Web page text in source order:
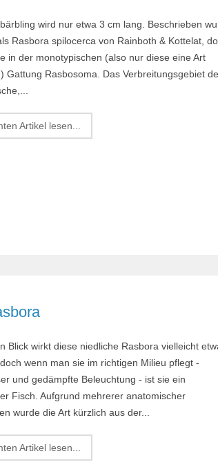
wird nur etwa 3 cm lang. Beschrieben
Rasbora spilocerca von Rainboth & Kottelat,
in der monotypischen (also nur diese eine Art
Gattung Rasbosoma. Das Verbreitungsgebiet
Artikel lesen...
Blick wirkt diese niedliche Rasbora vielleicht
wenn man sie im richtigen Milieu pflegt -
und gedämpfte Beleuchtung - ist sie ein
Fisch. Aufgrund mehrerer anatomischer
wurde die Art kürzlich aus der...
Artikel lesen...